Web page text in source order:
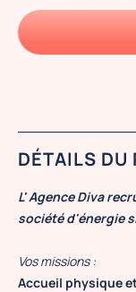
DÉTAILS DU
L' Agence Diva
société d'énergie
Vos missions :
Accueil physique